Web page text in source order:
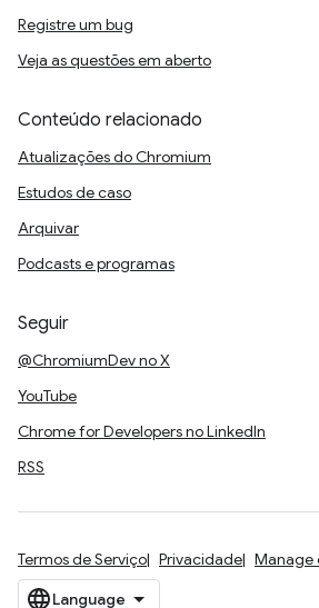
Registre um bug
Veja as questões em aberto
Conteúdo relacionado
Atualizações do Chromium
Estudos de caso
Arquivar
Podcasts e programas
Seguir
@ChromiumDev no X
YouTube
Chrome for Developers no LinkedIn
RSS
Termos de Serviço Privacidade Manage